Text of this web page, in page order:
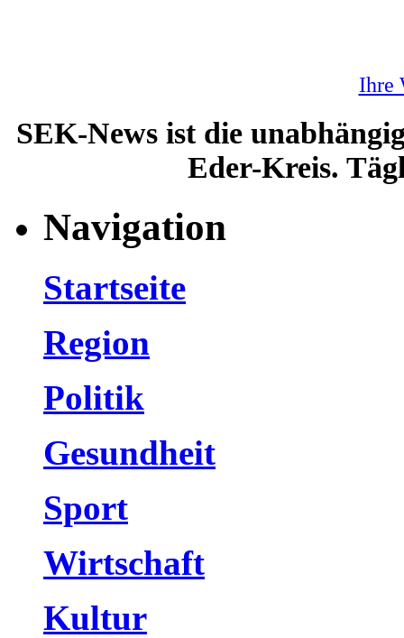
Ihre
SEK-News ist die
Eder-Kreis.
Navigation
Startseite
Region
Politik
Gesundheit
Sport
Wirtschaft
Kultur